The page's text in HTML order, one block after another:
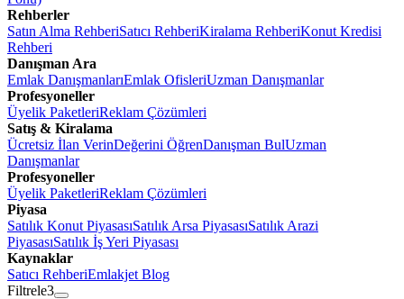
Rehberler
Satın Alma RehberiSatıcı RehberiKiralama RehberiKonut Kredisi
Rehberi
Danışman Ara
Emlak DanışmanlarıEmlak OfisleriUzman Danışmanlar
Profesyoneller
Üyelik PaketleriReklam Çözümleri
Satış & Kiralama
Ücretsiz İlan VerinDeğerini ÖğrenDanışman BulUzman
Danışmanlar
Profesyoneller
Üyelik PaketleriReklam Çözümleri
Piyasa
Satılık Konut PiyasasıSatılık Arsa PiyasasıSatılık Arazi
PiyasasıSatılık İş Yeri Piyasası
Kaynaklar
Satıcı RehberiEmlakjet Blog
Filtrele3